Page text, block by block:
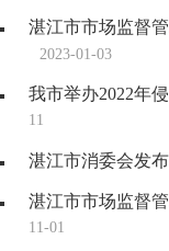
湛江市市场监督
2023-01-03
我市举办2022年
11
湛江市消委会发
湛江市市场监督
11-01